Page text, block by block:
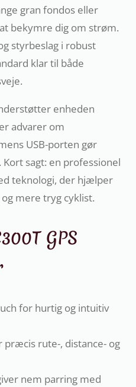
gran fondos eller
bekymre dig om strøm.
styrbeslag i robust
klar til både
enheden
advarer om
USB-porten gør
sagt: en professionel
teknologi, der hjælper
mere tryg cyklist.
GPS
for hurtig og intuitiv
præcis rute-, distance- og
nem parring med